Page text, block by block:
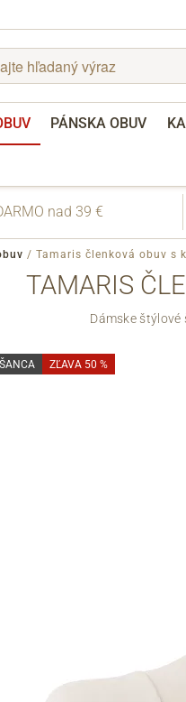
PÁNSKA OBUV
nad 39 €
/ Tamaris členková obuv s
TAMARIS
Dámske
ZĽAVA 50 %